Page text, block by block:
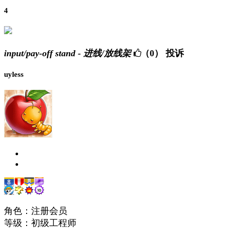
4
input/pay-off stand - 进线/放线架 （0） 投诉
uyless
角色：注册会员
等级：初级工程师